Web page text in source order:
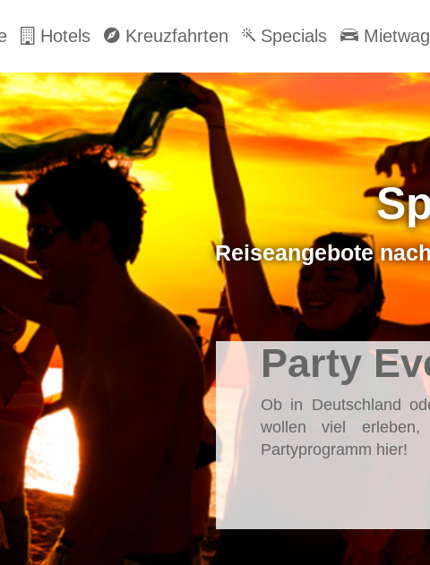
Hotels Kreuzfahrten Specials
Reiseangebote
Party
Ob in Deutschland
wollen viel
Partyprogramm hier!